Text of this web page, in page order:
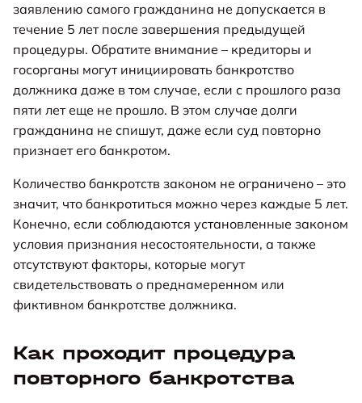
заявлению самого гражданина не допускается в
течение 5 лет после завершения предыдущей
процедуры. Обратите внимание – кредиторы и
госорганы могут инициировать банкротство
должника даже в том случае, если с прошлого раза
пяти лет еще не прошло. В этом случае долги
гражданина не спишут, даже если суд повторно
признает его банкротом.
Количество банкротств законом не ограничено – это
значит, что банкротиться можно через каждые 5 лет.
Конечно, если соблюдаются установленные законом
условия признания несостоятельности, а также
отсутствуют факторы, которые могут
свидетельствовать о преднамеренном или
фиктивном банкротстве должника.
Как проходит процедура
повторного банкротства